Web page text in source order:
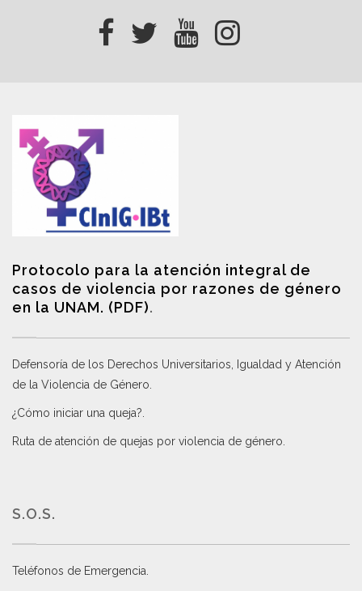
Protocolo para la atención integral de
casos de violencia por razones de género
en la UNAM. (PDF).
Defensoría de los Derechos Universitarios, Igualdad y Atención
de la Violencia de Género
¿Cómo iniciar una queja?
Ruta de atención de quejas por violencia de género
S.O.S.
Teléfonos de Emergencia.